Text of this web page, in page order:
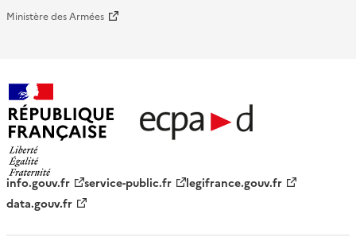
Ministère des Armées
française - ECPAD
info.gouv.fr service-public.fr
legifrance.gouv.fr
data.gouv.fr